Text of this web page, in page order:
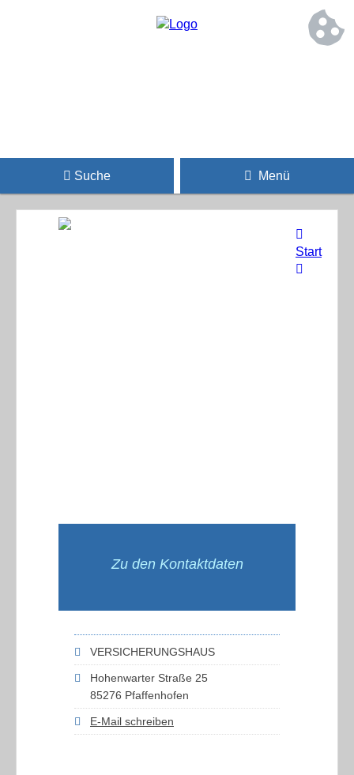
Suche Menü
Zu den Kontaktdaten
VERSICHERUNGSHAUS
Hohenwarter Straße 25
85276 Pfaffenhofen
E-Mail schreiben
Start